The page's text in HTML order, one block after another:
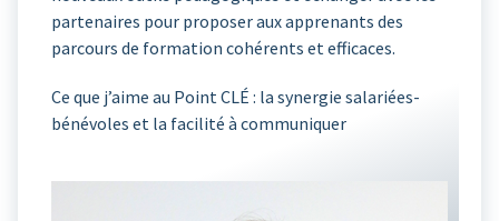
partenaires pour proposer aux apprenants des
parcours de formation cohérents et efficaces.
Ce que j’aime au Point CLÉ : la synergie salariées-
bénévoles et la facilité à communiquer